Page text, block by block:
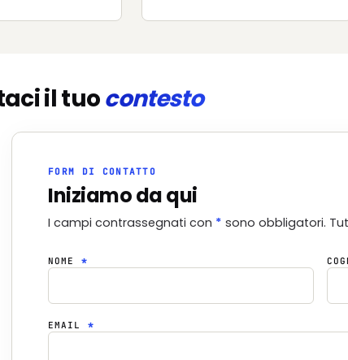
il tuocontesto
FORM DI CONTATTO
Iniziamo da qui
I campi contrassegnati con * sono obbligatori.
NOME *
EMAIL *